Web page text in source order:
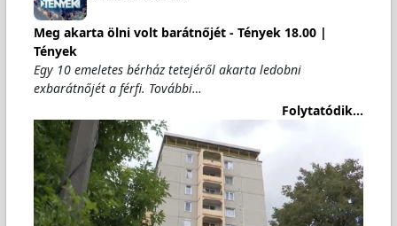
Meg akarta ölni volt barátnőjét - Tények 18.00 |
Tények
Egy 10 emeletes bérház tetejéről akarta ledobni
exbarátnőjét a férfi. További…
Folytatódik...